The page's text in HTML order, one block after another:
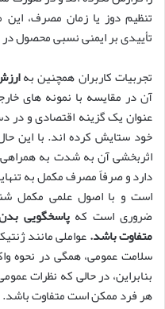
تنظیم دوز یا زمان مصرف،
تأییدی بر ایمنی نسبی محصول
تجربیات کاربران همچنین به
آن در مقایسه با نمونه های
عنوان یک گزینه اقتصادی و در
خود ستایش کرده اند. با این
اثربخشی آن به شدت به همراهی
دارد و صرفاً مصرف مکمل به
است و با اصول علمی مکمل
ضروری است کهپاسخگویی
متفاوت باشد.عواملی مانند
سلامت عمومی، همگی در نحوه
بنابراین، در حالی که نظرات
هر فرد ممکن است متفاوت باشد.